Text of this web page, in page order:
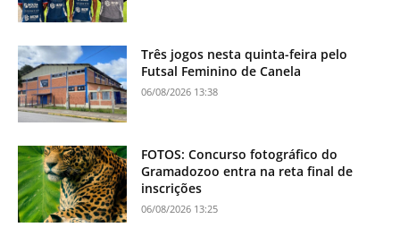
Três jogos nesta quinta-feira pelo
Futsal Feminino de Canela
06/08/2026 13:38
FOTOS: Concurso fotográfico do
Gramadozoo entra na reta final de
inscrições
06/08/2026 13:25